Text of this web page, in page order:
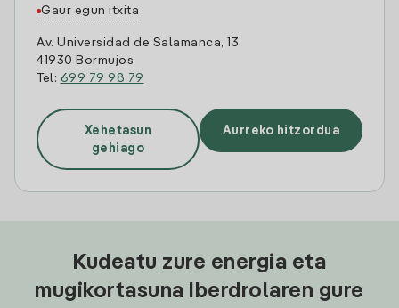
Gaur egun itxita
Av. Universidad de Salamanca, 13
41930 Bormujos
Tel: 699 79 98 79
Xehetasun
gehiago
Aurreko hitzordua
Kudeatu zure energia eta
mugikortasuna Iberdrolaren gure